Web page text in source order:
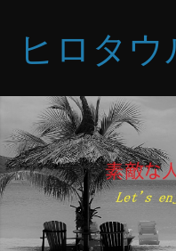
へ
ス
キ
プ
ヒロタ